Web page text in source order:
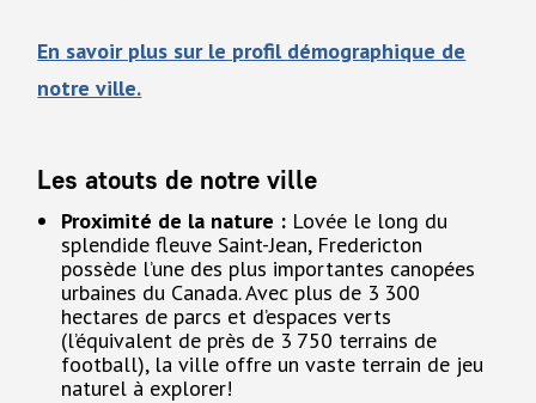
En savoir plus sur le profil démographique de
notre ville.
Les atouts de notre ville
Proximité de la nature : Lovée le long du
splendide fleuve Saint-Jean, Fredericton
possède l’une des plus importantes canopées
urbaines du Canada. Avec plus de 3 300
hectares de parcs et d’espaces verts
(l’équivalent de près de 3 750 terrains de
football), la ville offre un vaste terrain de jeu
naturel à explorer!